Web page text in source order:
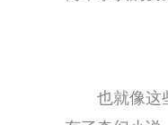
也就像这